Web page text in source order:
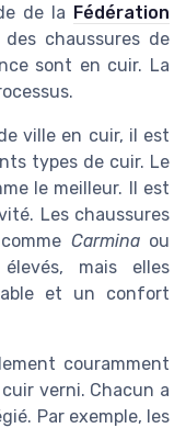
de la Fédération
des chaussures de
sont en cuir. La
ville en cuir, il est
types de cuir. Le
le meilleur. Il est
Les chaussures
Carminaou
mais elles
et un confort
couramment
verni. Chacun a
Par exemple, les